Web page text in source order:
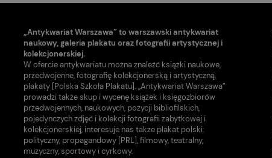
„Antykwariat Warszawa” to warszawski antykwariat
naukowy, galeria plakatu oraz fotografii artystycznej i
kolekcjonerskiej.
W ofercie antykwariatu można znaleźć książki naukowe,
przedwojenne, fotografię kolekcjonerską i artystyczną,
plakaty [Polska Szkoła Plakatu]. „Antykwariat Warszawa”
prowadzi także skup i wycenę książek i księgozbiorów
przedwojennych, naukowych, pozycji bibliofilskich,
pojedynczych zdjęć i kolekcji fotografii zabytkowej i
kolekcjonerskiej, interesuje nas także plakat polski:
polityczny, propagandowy [PRL], filmowy, teatralny,
muzyczny, sportowy i cyrkowy.